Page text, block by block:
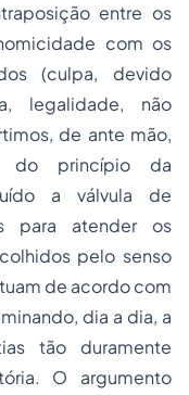
entre os
com os
(culpa, devido
legalidade, não
de ante mão,
do princípio da
a válvula de
para atender os
pelo senso
de acordo com
dia a dia, a
tão duramente
O argumento